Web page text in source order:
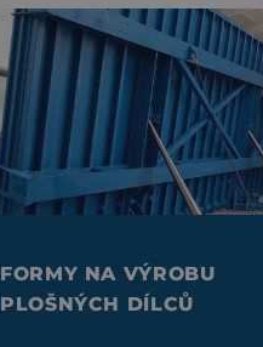
FORMY NA VÝROBU
PLOŠNÝCH DÍLCŮ